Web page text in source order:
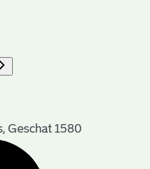
Geschat 1580